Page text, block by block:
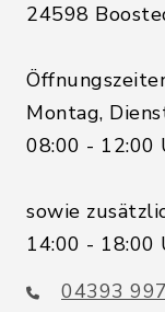
24598
Montag,
08:00 - 12:00
sowie
14:00 - 18:00
04393